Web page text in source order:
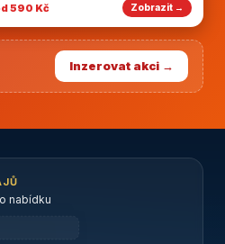
590 Kč
Zobrazit →
Inzerovat akci →
nabídku